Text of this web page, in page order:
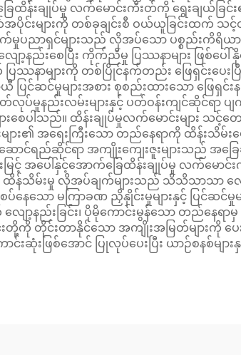
ြေထိန်းချုပ်မှု လက်မောင်းကီးတ်ကို ရွေးချယ်ခ
င်းများကို တစ်ခုချင်းစီ ဝယ်ယူခြင်းထက်
ာရှင်များသည် လိုအပ်သော ပစ္စည်းကိရိယာမျ
ာ့နည်းစေပြီး ကိုက်ညီမှု ပြဿနာများ ဖြစ်ပေ
ျားကို တစ်ပြိုင်နက်တည်း ဖြေရှင်းပေးပြီး
ပြင်ဆင်မှုများအစား စုစည်းထားသော ဖြေ
တ်လုပ်မှုနည်းလမ်းများနှင့် ပတ်ဝန်းကျင်ဆိုင်ရာ
စေပါသည်။ ထိန်းချုပ်မှုလက်မောင်းများ
များ၏ အရေးကြီးသော တည်နေရာကို ထိန်းသိမ်
င်ရည်ဆိုင်ရာ အကျိုးကျေးဇူးများသည် အခြ
အပေါ်နှင့်အောက်ခြေထိန်းချုပ်မှု လက်မော
ထိန်သိမ်းမှု လိုအပ်ချက်များသည် သိသိသာသာ လ
ေသော မကြာခဏ ညှိနှိုင်းမှုများနှင့် ပြင်ဆင်
ော့နည်းခြင်း၊ ပိုမိုကောင်းမွန်သော တည်နေရ
းတို့ကို တိုင်းတာနိုင်သော အကျိုးအမြတ်များကို
ဖြစ်အောင် ပြုလုပ်ပေးပြီး ယာဉ်စနစ်များ